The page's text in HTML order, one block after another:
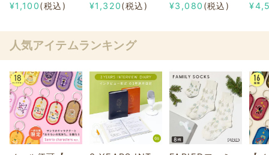
¥1,100(税込)
¥1,320(税込)
¥3,080 (税込)
人気アイテムランキング